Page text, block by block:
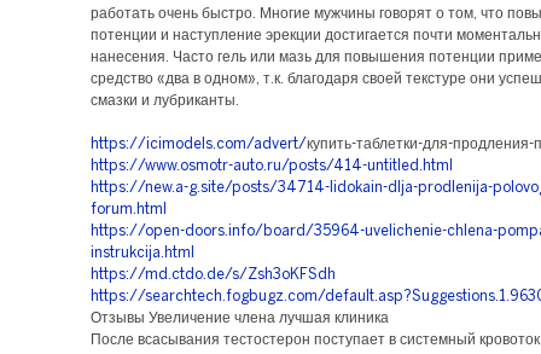
работать очень быстро. Многие мужчины говорят о том, что
потенции и наступление эрекции достигается почти
нанесения. Часто гель или мазь для повышения потенции
средство «два в одном», т.к. благодаря своей текстуре они
смазки и лубриканты.
https://icimodels.com/advert/купить-таблетки-для-
https://www.osmotr-auto.ru/posts/414-untitled.html
https://new.a-g.site/posts/34714-lidokain-dlja-prodlenija-
forum.html
https://open-doors.info/board/35964-uvelichenie-chlena-
instrukcija.html
https://md.ctdo.de/s/Zsh3oKFSdh
https://searchtech.fogbugz.com/
Отзывы Увеличение члена лучшая клиника
После всасывания тестостерон поступает в системный кровоток